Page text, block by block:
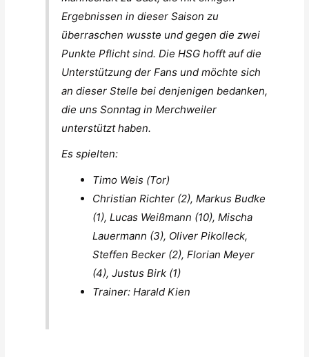
Ergebnissen in dieser Saison zu
überraschen wusste und gegen die zwei
Punkte Pflicht sind. Die HSG hofft auf die
Unterstützung der Fans und möchte sich
an dieser Stelle bei denjenigen bedanken,
die uns Sonntag in Merchweiler
unterstützt haben.
Es spielten:
Timo Weis (Tor)
Christian Richter (2), Markus Budke
(1), Lucas Weißmann (10), Mischa
Lauermann (3), Oliver Pikolleck,
Steffen Becker (2), Florian Meyer
(4), Justus Birk (1)
Trainer: Harald Kien